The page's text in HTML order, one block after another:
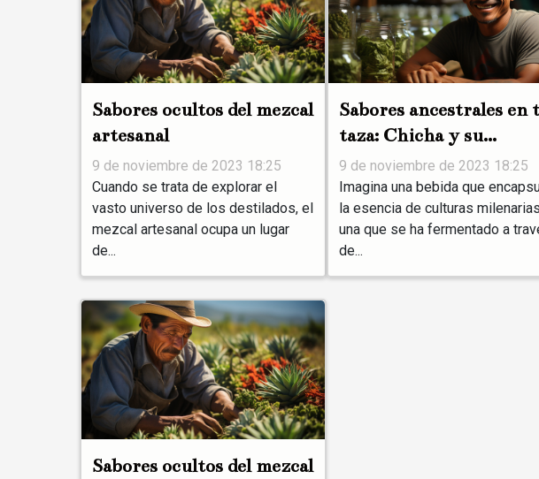
Sabores ocultos del mezcal
artesanal
9 de noviembre de 2023 18:25
Cuando se trata de explorar el
vasto universo de los destilados, el
mezcal artesanal ocupa un lugar
de...
Sabores ancestrales en
taza: Chicha y su
revolución
9 de noviembre de 2023 18:25
Imagina una bebida que
la esencia de culturas
una que se ha fermentado a
de...
Sabores ocultos del mezcal